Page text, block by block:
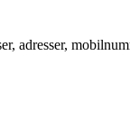
adresser,